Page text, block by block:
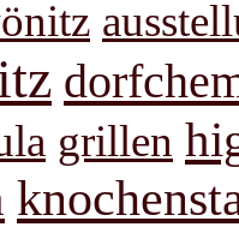
grillen